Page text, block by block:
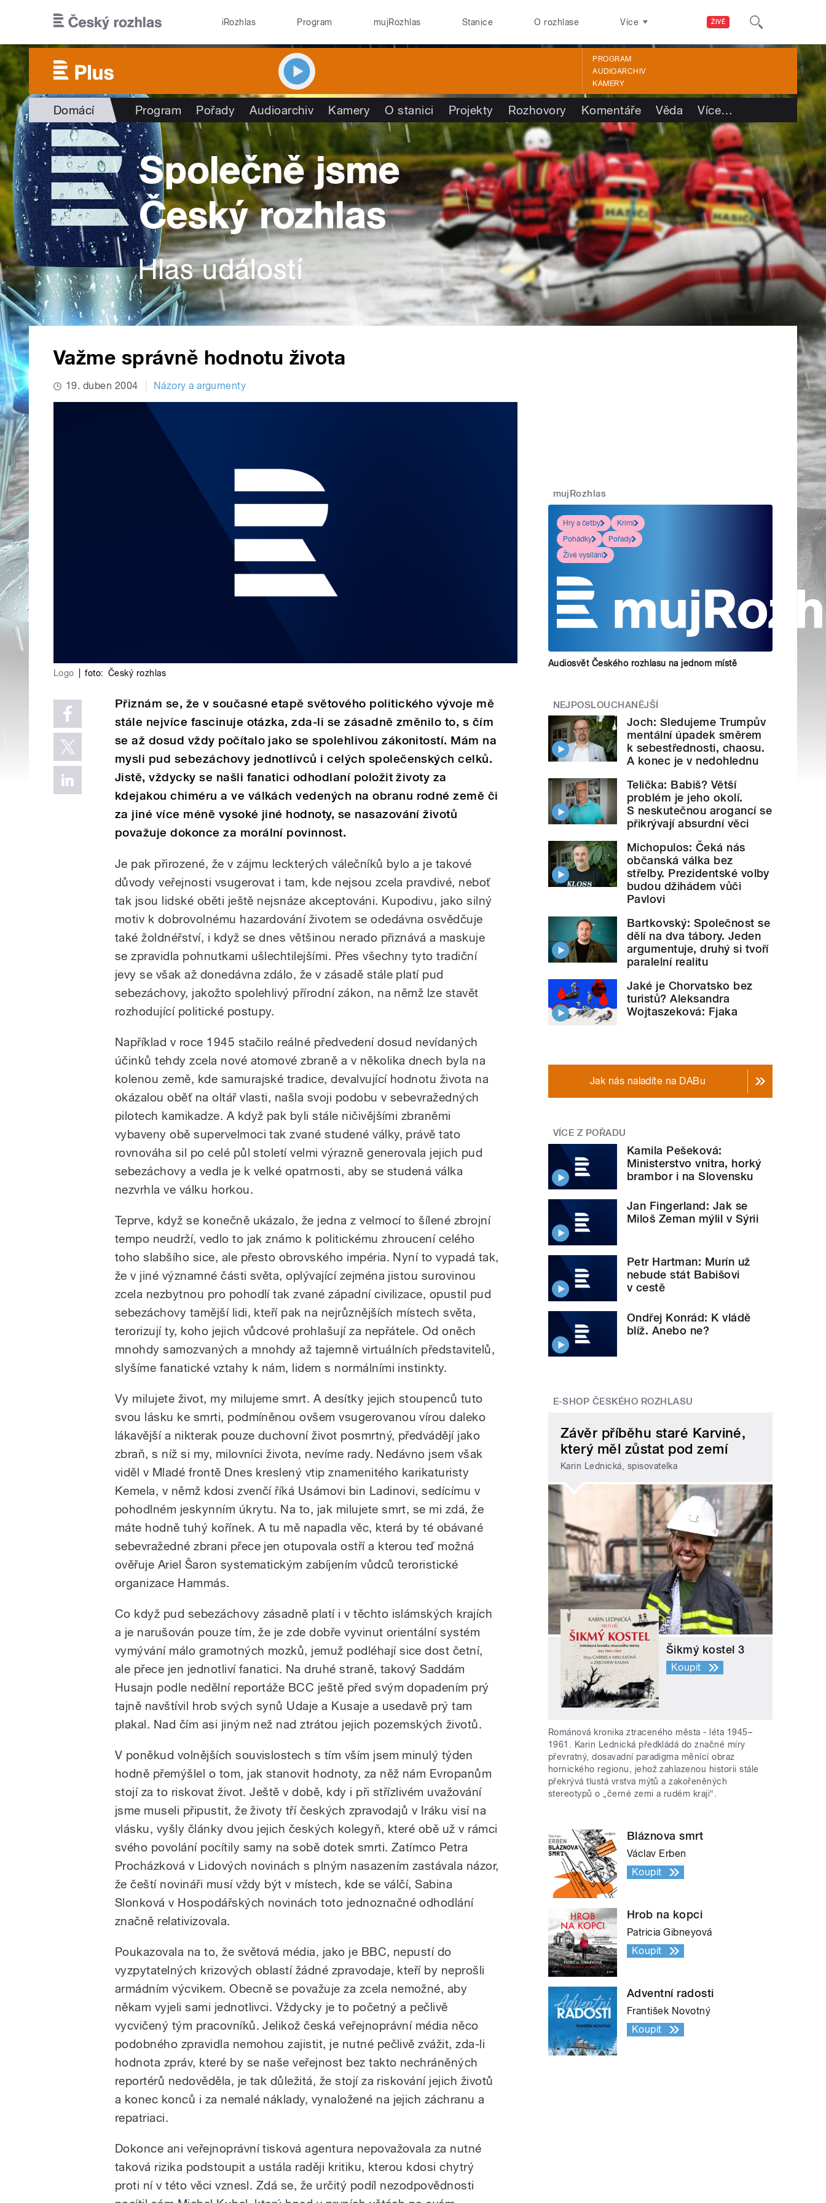
ŽIVĚ
iRozhlas Program mujRozhlas Stanice O rozhlase Více
PROGRAM
AUDIOARCHIV
KAMERY
Domácí Program Pořady Audioarchiv Kamery O stanici Projekty Rozhovory Komentáře Věda Více…
Važme správně hodnotu života
19. duben 2004 Názory a argumenty
Logo foto: Český rozhlas
Přiznám se, že v současné etapě světového politického vývoje mě
stále nejvíce fascinuje otázka, zda-li se zásadně změnilo to, s čím
se až dosud vždy počítalo jako se spolehlivou zákonitostí. Mám na
mysli pud sebezáchovy jednotlivců i celých společenských celků.
Jistě, vždycky se našli fanatici odhodlaní položit životy za
kdejakou chiméru a ve válkách vedených na obranu rodné země či
za jiné více méně vysoké jiné hodnoty, se nasazování životů
považuje dokonce za morální povinnost.
Je pak přirozené, že v zájmu leckterých válečníků bylo a je takové
důvody veřejnosti vsugerovat i tam, kde nejsou zcela pravdivé, neboť
tak jsou lidské oběti ještě nejsnáze akceptováni. Kupodivu, jako silný
motiv k dobrovolnému hazardování životem se odedávna osvědčuje
také žoldnéřství, i když se dnes většinou nerado přiznává a maskuje
se zpravidla pohnutkami ušlechtilejšími. Přes všechny tyto tradiční
jevy se však až donedávna zdálo, že v zásadě stále platí pud
sebezáchovy, jakožto spolehlivý přírodní zákon, na němž lze stavět
rozhodující politické postupy.
Například v roce 1945 stačilo reálné předvedení dosud nevídaných
účinků tehdy zcela nové atomové zbraně a v několika dnech byla na
kolenou země, kde samurajské tradice, devalvující hodnotu života na
okázalou oběť na oltář vlasti, našla svoji podobu v sebevražedných
pilotech kamikadze. A když pak byli stále ničivějšími zbraněmi
vybaveny obě supervelmoci tak zvané studené války, právě tato
rovnováha sil po celé půl století velmi výrazně generovala jejich pud
sebezáchovy a vedla je k velké opatrnosti, aby se studená válka
nezvrhla ve válku horkou.
Teprve, když se konečně ukázalo, že jedna z velmocí to šílené zbrojní
tempo neudrží, vedlo to jak známo k politickému zhroucení celého
toho slabšího sice, ale přesto obrovského impéria. Nyní to vypadá tak,
že v jiné významné části světa, oplývající zejména jistou surovinou
zcela nezbytnou pro pohodlí tak zvané západní civilizace, opustil pud
sebezáchovy tamější lidi, kteří pak na nejrůznějších místech světa,
terorizují ty, koho jejich vůdcové prohlašují za nepřátele. Od oněch
mnohdy samozvaných a mnohdy až tajemně virtuálních představitelů,
slyšíme fanatické vztahy k nám, lidem s normálními instinkty.
Vy milujete život, my milujeme smrt. A desítky jejich stoupenců tuto
svou lásku ke smrti, podmíněnou ovšem vsugerovanou vírou daleko
lákavější a nikterak pouze duchovní život posmrtný, předvádějí jako
zbraň, s níž si my, milovníci života, nevíme rady. Nedávno jsem však
viděl v Mladé frontě Dnes kreslený vtip znamenitého karikaturisty
Kemela, v němž kdosi zvenčí říká Usámovi bin Ladinovi, sedícímu v
pohodlném jeskynním úkrytu. Na to, jak milujete smrt, se mi zdá, že
máte hodně tuhý kořínek. A tu mě napadla věc, která by té obávané
sebevražedné zbrani přece jen otupovala ostří a kterou teď možná
ověřuje Ariel Šaron systematickým zabíjením vůdců teroristické
organizace Hammás.
Co když pud sebezáchovy zásadně platí i v těchto islámských krajích
a je narušován pouze tím, že je zde dobře vyvinut orientální systém
vymývání málo gramotných mozků, jemuž podléhají sice dost četní,
ale přece jen jednotliví fanatici. Na druhé straně, takový Saddám
Husajn podle nedělní reportáže BCC ještě před svým dopadením prý
tajně navštívil hrob svých synů Udaje a Kusaje a usedavě prý tam
plakal. Nad čím asi jiným než nad ztrátou jejich pozemských životů.
V poněkud volnějších souvislostech s tím vším jsem minulý týden
hodně přemýšlel o tom, jak stanovit hodnoty, za něž nám Evropanům
stojí za to riskovat život. Ještě v době, kdy i při střízlivém uvažování
jsme museli připustit, že životy tří českých zpravodajů v Iráku visí na
vlásku, vyšly články dvou jejich českých kolegyň, které obě už v rámci
svého povolání pocítily samy na sobě dotek smrti. Zatímco Petra
Procházková v Lidových novinách s plným nasazením zastávala názor,
že čeští novináři musí vždy být v místech, kde se válčí, Sabina
Slonková v Hospodářských novinách toto jednoznačné odhodlání
značně relativizovala.
Poukazovala na to, že světová média, jako je BBC, nepustí do
vyzpytatelných krizových oblastí žádné zpravodaje, kteří by neprošli
armádním výcvikem. Obecně se považuje za zcela nemožné, aby
někam vyjeli sami jednotlivci. Vždycky je to početný a pečlivě
vycvičený tým pracovníků. Jelikož česká veřejnoprávní média něco
podobného zpravidla nemohou zajistit, je nutné pečlivě zvážit, zda-li
hodnota zpráv, které by se naše veřejnost bez takto nechráněných
reportérů nedověděla, je tak důležitá, že stojí za riskování jejich životů
a konec konců i za nemalé náklady, vynaložené na jejich záchranu a
repatriaci.
Dokonce ani veřejnoprávní tisková agentura nepovažovala za nutné
taková rizika podstoupit a ustála raději kritiku, kterou kdosi chytrý
proti ní v této věci vznesl. Zdá se, že určitý podíl nezodpovědnosti
mujRozhlas
Hry a četby
Krimi
Pohádky
Pořady
Živé vysílání
Audiosvět Českého rozhlasu na jednom místě
NEJPOSLOUCHANĚJŠÍ
Joch: Sledujeme Trumpův
mentální úpadek směrem
k sebestřednosti, chaosu.
A konec je v nedohlednu
Telička: Babiš? Větší
problém je jeho okolí.
S neskutečnou arogancí se
přikrývají absurdní věci
Michopulos: Čeká nás
občanská válka bez
střelby. Prezidentské volby
budou džihádem vůči
Pavlovi
Bartkovský: Společnost se
dělí na dva tábory. Jeden
argumentuje, druhý si tvoří
paralelní realitu
Jaké je Chorvatsko bez
turistů? Aleksandra
Wojtaszeková: Fjaka
Jak nás naladíte na DABu
VÍCE Z POŘADU
Kamila Pešeková:
Ministerstvo vnitra, horký
brambor i na Slovensku
Jan Fingerland: Jak se
Miloš Zeman mýlil v Sýrii
Petr Hartman: Murín už
nebude stát Babišovi
v cestě
Ondřej Konrád: K vládě
blíž. Anebo ne?
E-SHOP ČESKÉHO ROZHLASU
Závěr příběhu staré Karviné,
který měl zůstat pod zemí
Karin Lednická, spisovatelka
Šikmý kostel 3
Koupit
Románová kronika ztraceného města - léta 1945–
1961. Karin Lednická předkládá do značné míry
převratný, dosavadní paradigma měnící obraz
hornického regionu, jehož zahlazenou historii stále
překrývá tlustá vrstva mýtů a zakořeněných
stereotypů o „černé zemi a rudém kraji“.
Bláznova smrt
Václav Erben
Koupit
Hrob na kopci
Patricia Gibneyová
Koupit
Adventní radosti
František Novotný
Koupit